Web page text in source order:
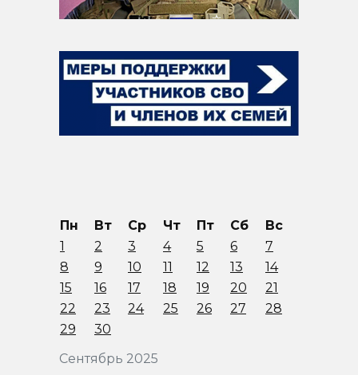
Сентябрь 2025
Пн Вт Ср Чт Пт Сб
Вс
1
2 3 4 5 6
7
8
9 10 11 12 13
14
15
16 17 18 19 20
21
22
23 24 25 26 27
28
29
30